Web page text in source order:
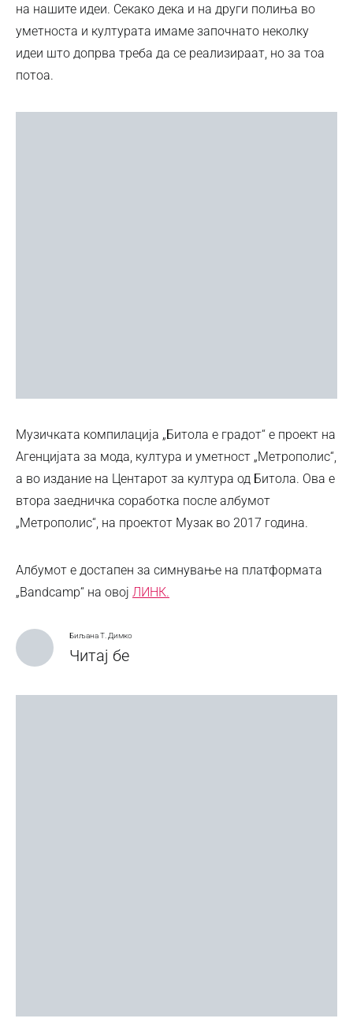
на нашите идеи. Секако дека и на други полиња во
уметноста и културата имаме започнато неколку
идеи што допрва треба да се реализираат, но за тоа
потоа.
Музичката компилација „Битола е градот“ е проект на
Агенцијата за мода, култура и уметност „Метрополис“,
а во издание на Центарот за култура од Битола. Ова е
втора заедничка соработка после албумот
„Метрополис“, на проектот Музак во 2017 година.
Албумот е достапен за симнување на платформата
„Bandcamp“ на овој ЛИНК.
Биљана Т. Димко
Читај бе